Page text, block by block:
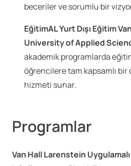
beceriler ve sorumlu bir
EğitimAL Yurt Dışı Eğitim
University of Applied
akademik programlarda
öğrencilere tam kapsamlı bir
hizmeti sunar.
Programlar
Van Hall Larenstein